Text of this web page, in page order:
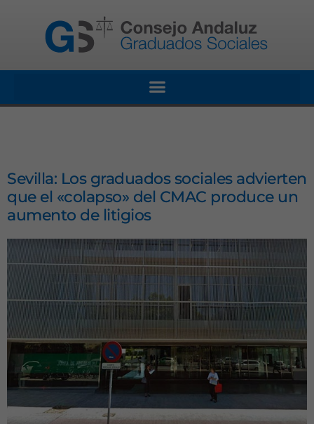
Sevilla: Los graduados sociales advierten
que el «colapso» del CMAC produce un
aumento de litigios